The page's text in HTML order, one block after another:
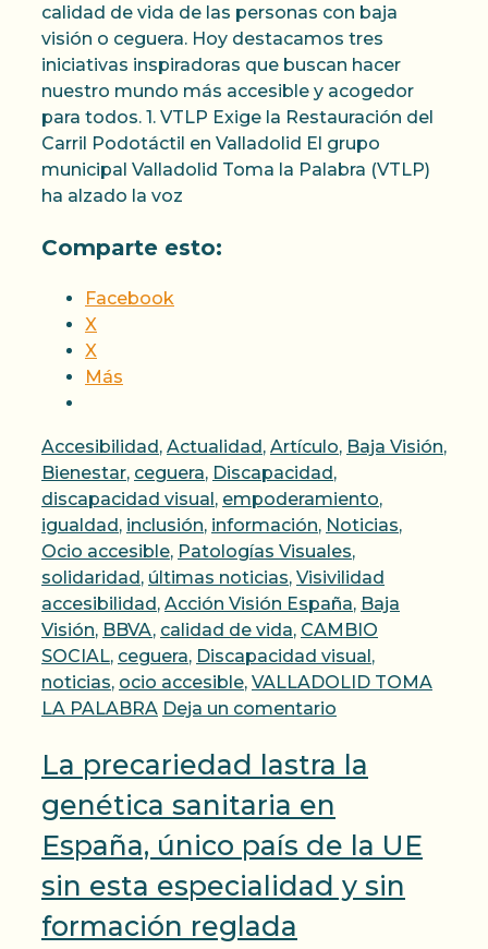
calidad de vida de las personas con baja
visión o ceguera. Hoy destacamos tres
iniciativas inspiradoras que buscan hacer
nuestro mundo más accesible y acogedor
para todos. 1. VTLP Exige la Restauración del
Carril Podotáctil en Valladolid El grupo
municipal Valladolid Toma la Palabra (VTLP)
ha alzado la voz
Comparte esto:
Facebook
X
X
Más
Categorías
Accesibilidad, Actualidad, Artículo, Baja Visión,
Bienestar, ceguera, Discapacidad,
discapacidad visual, empoderamiento,
igualdad, inclusión, información, Noticias,
Ocio accesible, Patologías Visuales,
solidaridad, últimas noticias, Visivilidad
accesibilidad, Acción Visión España, Baja
Visión, BBVA, calidad de vida, CAMBIO
SOCIAL, ceguera, Discapacidad visual,
noticias, ocio accesible, VALLADOLID TOMA
LA PALABRA Deja un comentario
La precariedad lastra la
genética sanitaria en
España, único país de la UE
sin esta especialidad y sin
formación reglada